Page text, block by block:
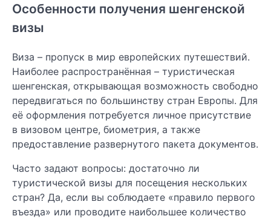
Особенности получения шенгенской
визы
Виза – пропуск в мир европейских путешествий.
Наиболее распространённая – туристическая
шенгенская, открывающая возможность свободно
передвигаться по большинству стран Европы. Для
её оформления потребуется личное присутствие
в визовом центре, биометрия, а также
предоставление развернутого пакета документов.
Часто задают вопросы: достаточно ли
туристической визы для посещения нескольких
стран? Да, если вы соблюдаете «правило первого
въезда» или проводите наибольшее количество